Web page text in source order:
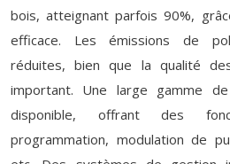
bois, atteignant parfois 90%,
efficace. Les émissions de
réduites, bien que la qualité
important. Une large gamme
disponible, offrant des
programmation, modulation de